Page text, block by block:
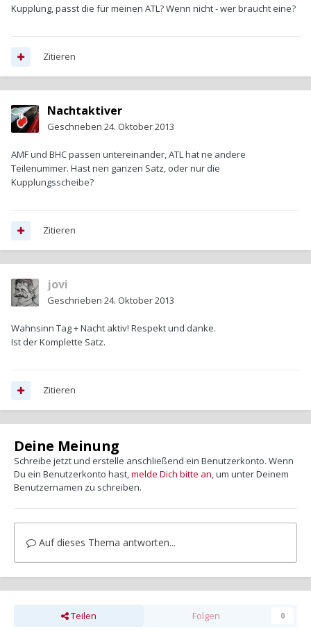
Kupplung, passt die für meinen ATL? Wenn nicht - wer braucht eine?
Zitieren
Nachtaktiver
Geschrieben 24. Oktober 2013
AMF und BHC passen untereinander, ATL hat ne andere
Teilenummer. Hast nen ganzen Satz, oder nur die
Kupplungsscheibe?
Zitieren
jovi
Geschrieben 24. Oktober 2013
Wahnsinn Tag + Nacht aktiv! Respekt und danke.
Ist der Komplette Satz.
Zitieren
Deine Meinung
Schreibe jetzt und erstelle anschließend ein Benutzerkonto. Wenn
Du ein Benutzerkonto hast,melde Dich bitte an, um unter Deinem
Benutzernamen zu schreiben.
Auf dieses Thema antworten...
Teilen Folgen 0